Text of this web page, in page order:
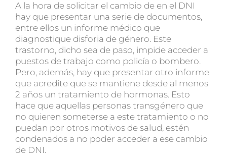
A la hora de solicitar el cambio de en el DNI
hay que presentar una serie de documentos,
entre ellos un informe médico que
diagnostique disforia de género. Este
trastorno, dicho sea de paso, impide acceder a
puestos de trabajo como policía o bombero.
Pero, además, hay que presentar otro informe
que acredite que se mantiene desde al menos
2 años un tratamiento de hormonas. Esto
hace que aquellas personas transgénero que
no quieren someterse a este tratamiento o no
puedan por otros motivos de salud, estén
condenados a no poder acceder a ese cambio
de DNI.